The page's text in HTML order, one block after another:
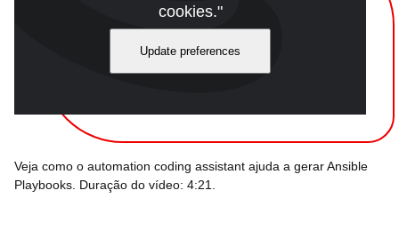
cookies."
Update preferences
Veja como o automation coding assistant ajuda a gerar Ansible
Playbooks. Duração do vídeo: 4:21.